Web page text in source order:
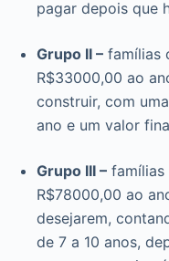
pagar depois que
Grupo II – famílias
R$33000,00 ao
construir, com
ano e um valor
Grupo III – famílias
R$78000,00 ao
desejarem,
de 7 a 10 anos,